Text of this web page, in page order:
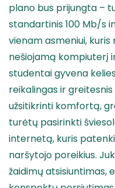
plano bus prijungta –
standartinis 100 Mb/s
vienam asmeniui,
nešiojamą kompiuterį
studentai gyvena
reikalingas ir
užsitikrinti komfortą,
turėtų pasirinkti
internetą, kuris
naršytojo poreikius.
žaidimų atsisiuntimas,